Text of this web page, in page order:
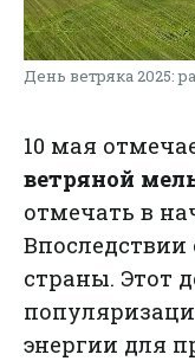
День ветряка 2025:
10 мая
ветряной
отмечать в
страны. Этот
энергии для